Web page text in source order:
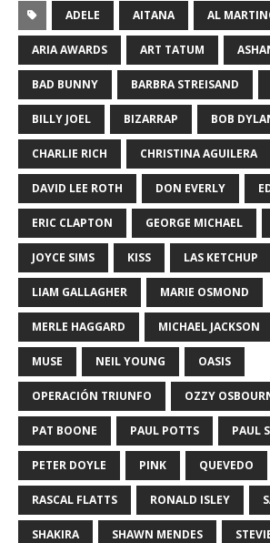
ADELE AITANA AL
ARIA AWARDS ART TATUM
BAD BUNNY BARBRA STREISAND
BILLY JOEL BIZARRAP BOB
CHARLIE RICH CHRISTINA AGUILERA
DAVID LEE ROTH DON EVERLY
ERIC CLAPTON GEORGE MICHAEL
JOYCE SIMS KISS LAS KETCHUP
LIAM GALLAGHER MARIE OSMOND
MERLE HAGGARD MICHAEL JACKSON
MUSE NEIL YOUNG OASIS
OPERACIÓN TRIUNFO OZZY
PAT BOONE PAUL POTTS PAUL
PETER DOYLE PINK QUEVEDO
RASCAL FLATTS RONALD ISLEY
SHAKIRA SHAWN MENDES